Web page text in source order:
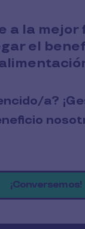
a la mejor
el
a?
¡Conversemos!